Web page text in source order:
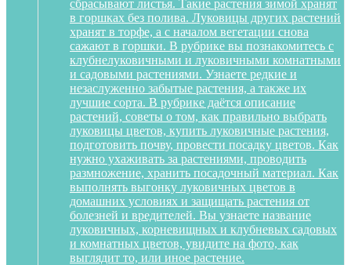
сбрасывают листья. Такие растения зимой хранят
в горшках без полива. Луковицы других растений
хранят в торфе, а с началом вегетации снова
сажают в горшки. В рубрике вы познакомитесь с
клубнелуковичными и луковичными комнатными
и садовыми растениями. Узнаете редкие и
незаслуженно забытые растения, а также их
лучшие сорта. В рубрике даётся описание
растений, советы о том, как правильно выбрать
луковицы цветов, купить луковичные растения,
подготовить почву, провести посадку цветов. Как
нужно ухаживать за растениями, проводить
размножение, хранить посадочный материал. Как
выполнять выгонку луковичных цветов в
домашних условиях и защищать растения от
болезней и вредителей. Вы узнаете название
луковичных, корневищных и клубневых садовых
и комнатных цветов, увидите на фото, как
выглядит то, или иное растение.